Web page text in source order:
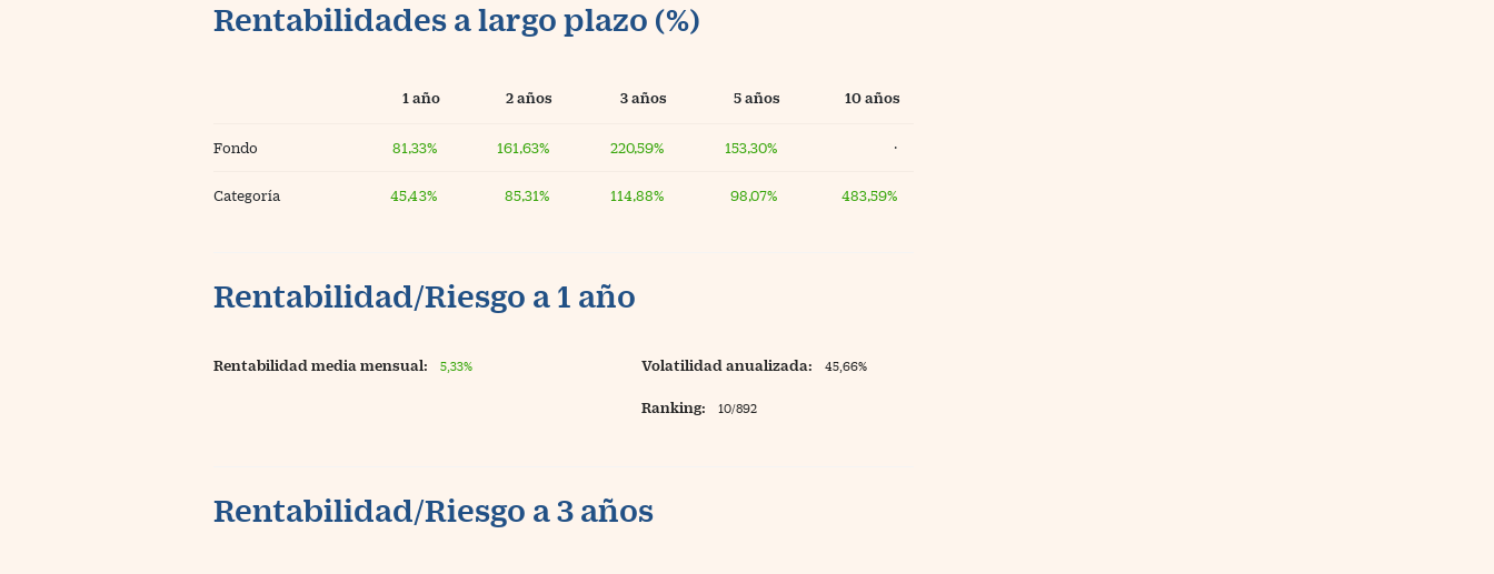
Rentabilidades a largo plazo (%)
1 año 2 años 3 años 5 años 10 años
Fondo 81,33% 161,63% 220,59% 153,30% ·
Categoría 45,43% 85,31% 114,88% 98,07% 483,59%
Rentabilidad/Riesgo a 1 año
Rentabilidad media mensual: 5,33% Volatilidad anualizada: 45,66%
Ranking: 10/892
Rentabilidad/Riesgo a 3 años